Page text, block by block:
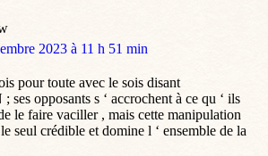
2023 à 11 h 51 min
pour toute avec le sois disant
ses opposants s ‘ accrochent à ce qu ‘ ils
le faire vaciller , mais cette manipulation
seul crédible et domine l ‘ ensemble de la